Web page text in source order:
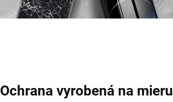
Ochrana vyrobená na mieru